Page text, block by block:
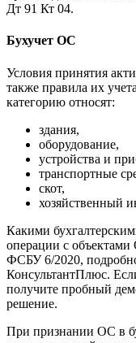
Дт 91 Кт 04.
Бухучет ОС
Условия принятия
также правила их
категорию относят:
здания,
оборудование,
устройства и
транспортные
скот,
хозяйственный
Какими
операции с
ФСБУ 6/2020,
КонсультантПлюс.
получите пробный
решение.
При признании ОС в